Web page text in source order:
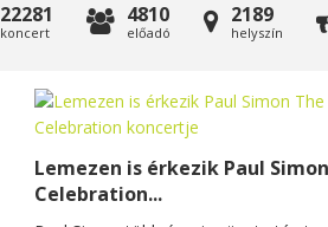
22281
koncert
4810
előadó
2189
helyszín
Lemezen is érkezik Paul
Celebration...